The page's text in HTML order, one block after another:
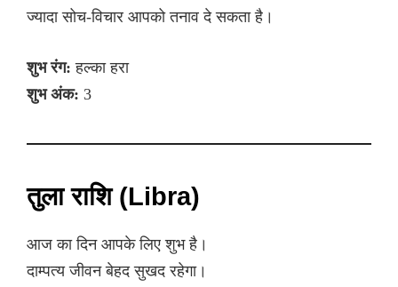
ज्यादा सोच-विचार आपको तनाव दे सकता है।
शुभ रंग: हल्का हरा
शुभ अंक: 3
तुला राशि (Libra)
आज का दिन आपके लिए शुभ है।
दाम्पत्य जीवन बेहद सुखद रहेगा।